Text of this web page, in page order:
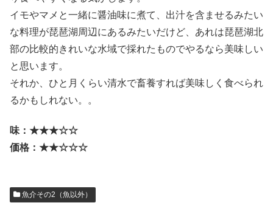
イモやマメと一緒に醤油味に煮て、出汁を含ませるみたい
な料理が琵琶湖周辺にあるみたいだけど、あれは琵琶湖北
部の比較的きれいな水域で採れたものでやるなら美味しい
と思います。
それか、ひと月くらい清水で畜養すれば美味しく食べられ
るかもしれない。。
味：★★★☆☆
価格：★★☆☆☆
魚介その2（魚以外）